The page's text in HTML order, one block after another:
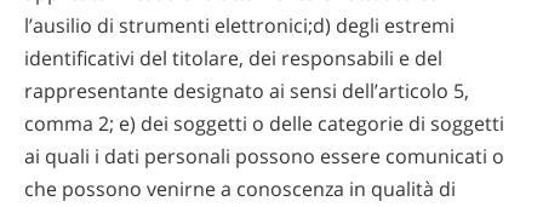
l’ausilio di strumenti elettronici;d) degli estremi
identificativi del titolare, dei responsabili e del
rappresentante designato ai sensi dell’articolo 5,
comma 2; e) dei soggetti o delle categorie di soggetti
ai quali i dati personali possono essere comunicati o
che possono venirne a conoscenza in qualità di